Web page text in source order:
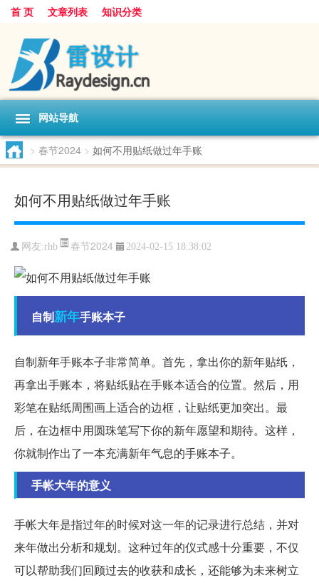
首 页 文章列表 知识分类
网站导航
> 春节2024 > 如何不用贴纸做过年手账
如何不用贴纸做过年手账
网友:rhb 春节2024 2024-02-15 18:38:02
自制新年手账本子
自制新年手账本子非常简单。首先，拿出你的新年贴纸，
再拿出手账本，将贴纸贴在手账本适合的位置。然后，用
彩笔在贴纸周围画上适合的边框，让贴纸更加突出。最
后，在边框中用圆珠笔写下你的新年愿望和期待。这样，
你就制作出了一本充满新年气息的手账本子。
手帐大年的意义
手帐大年是指过年的时候对这一年的记录进行总结，并对
来年做出分析和规划。这种过年的仪式感十分重要，不仅
可以帮助我们回顾过去的收获和成长，还能够为未来树立